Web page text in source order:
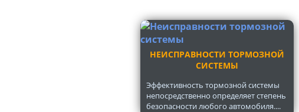
НЕИСПРАВНОСТИ ТОРМОЗНОЙ
СИСТЕМЫ
Эффективность тормозной системы
непосредственно определяет степень
безопасности любого автомобиля....